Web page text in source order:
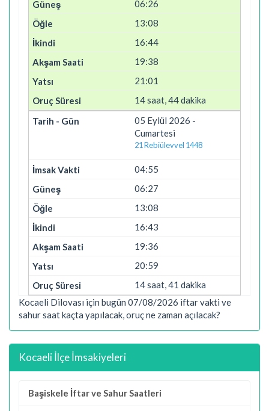
06:26
13:08
16:44
19:38
21:01
14 saat, 44 dakika
05 Eylül 2026 -
Cumartesi
21 Rebiülevvel 1448
04:55
06:27
13:08
16:43
19:36
20:59
14 saat, 41 dakika
Kocaeli Dilovası için bugün 07/08/2026 iftar vakti ve
sahur saat kaçta yapılacak, oruç ne zaman açılacak?
Kocaeli İlçe İmsakiyeleri
Başiskele İftar ve Sahur Saatleri